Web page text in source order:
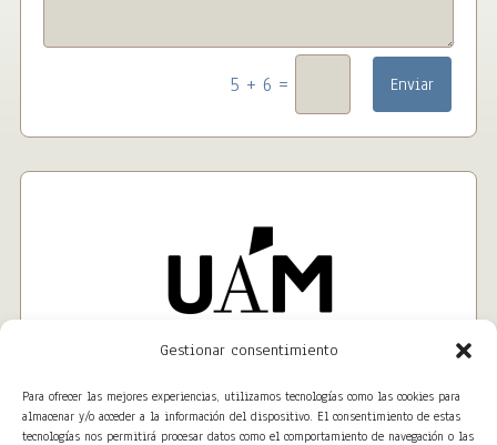
Gestionar consentimiento
Para ofrecer las mejores experiencias, utilizamos tecnologías como las cookies para
almacenar y/o acceder a la información del dispositivo. El consentimiento de estas
tecnologías nos permitirá procesar datos como el comportamiento de navegación o las
5 + 6 = Enviar